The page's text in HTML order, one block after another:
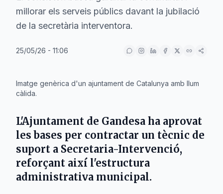
millorar els serveis públics davant la jubilació
de la secretària interventora.
25/05/26 - 11:06
Imatge genèrica d'un ajuntament de Catalunya amb llum
càlida.
L'Ajuntament de Gandesa ha aprovat
les bases per contractar un tècnic de
suport a Secretaria-Intervenció,
reforçant així l'estructura
administrativa municipal.